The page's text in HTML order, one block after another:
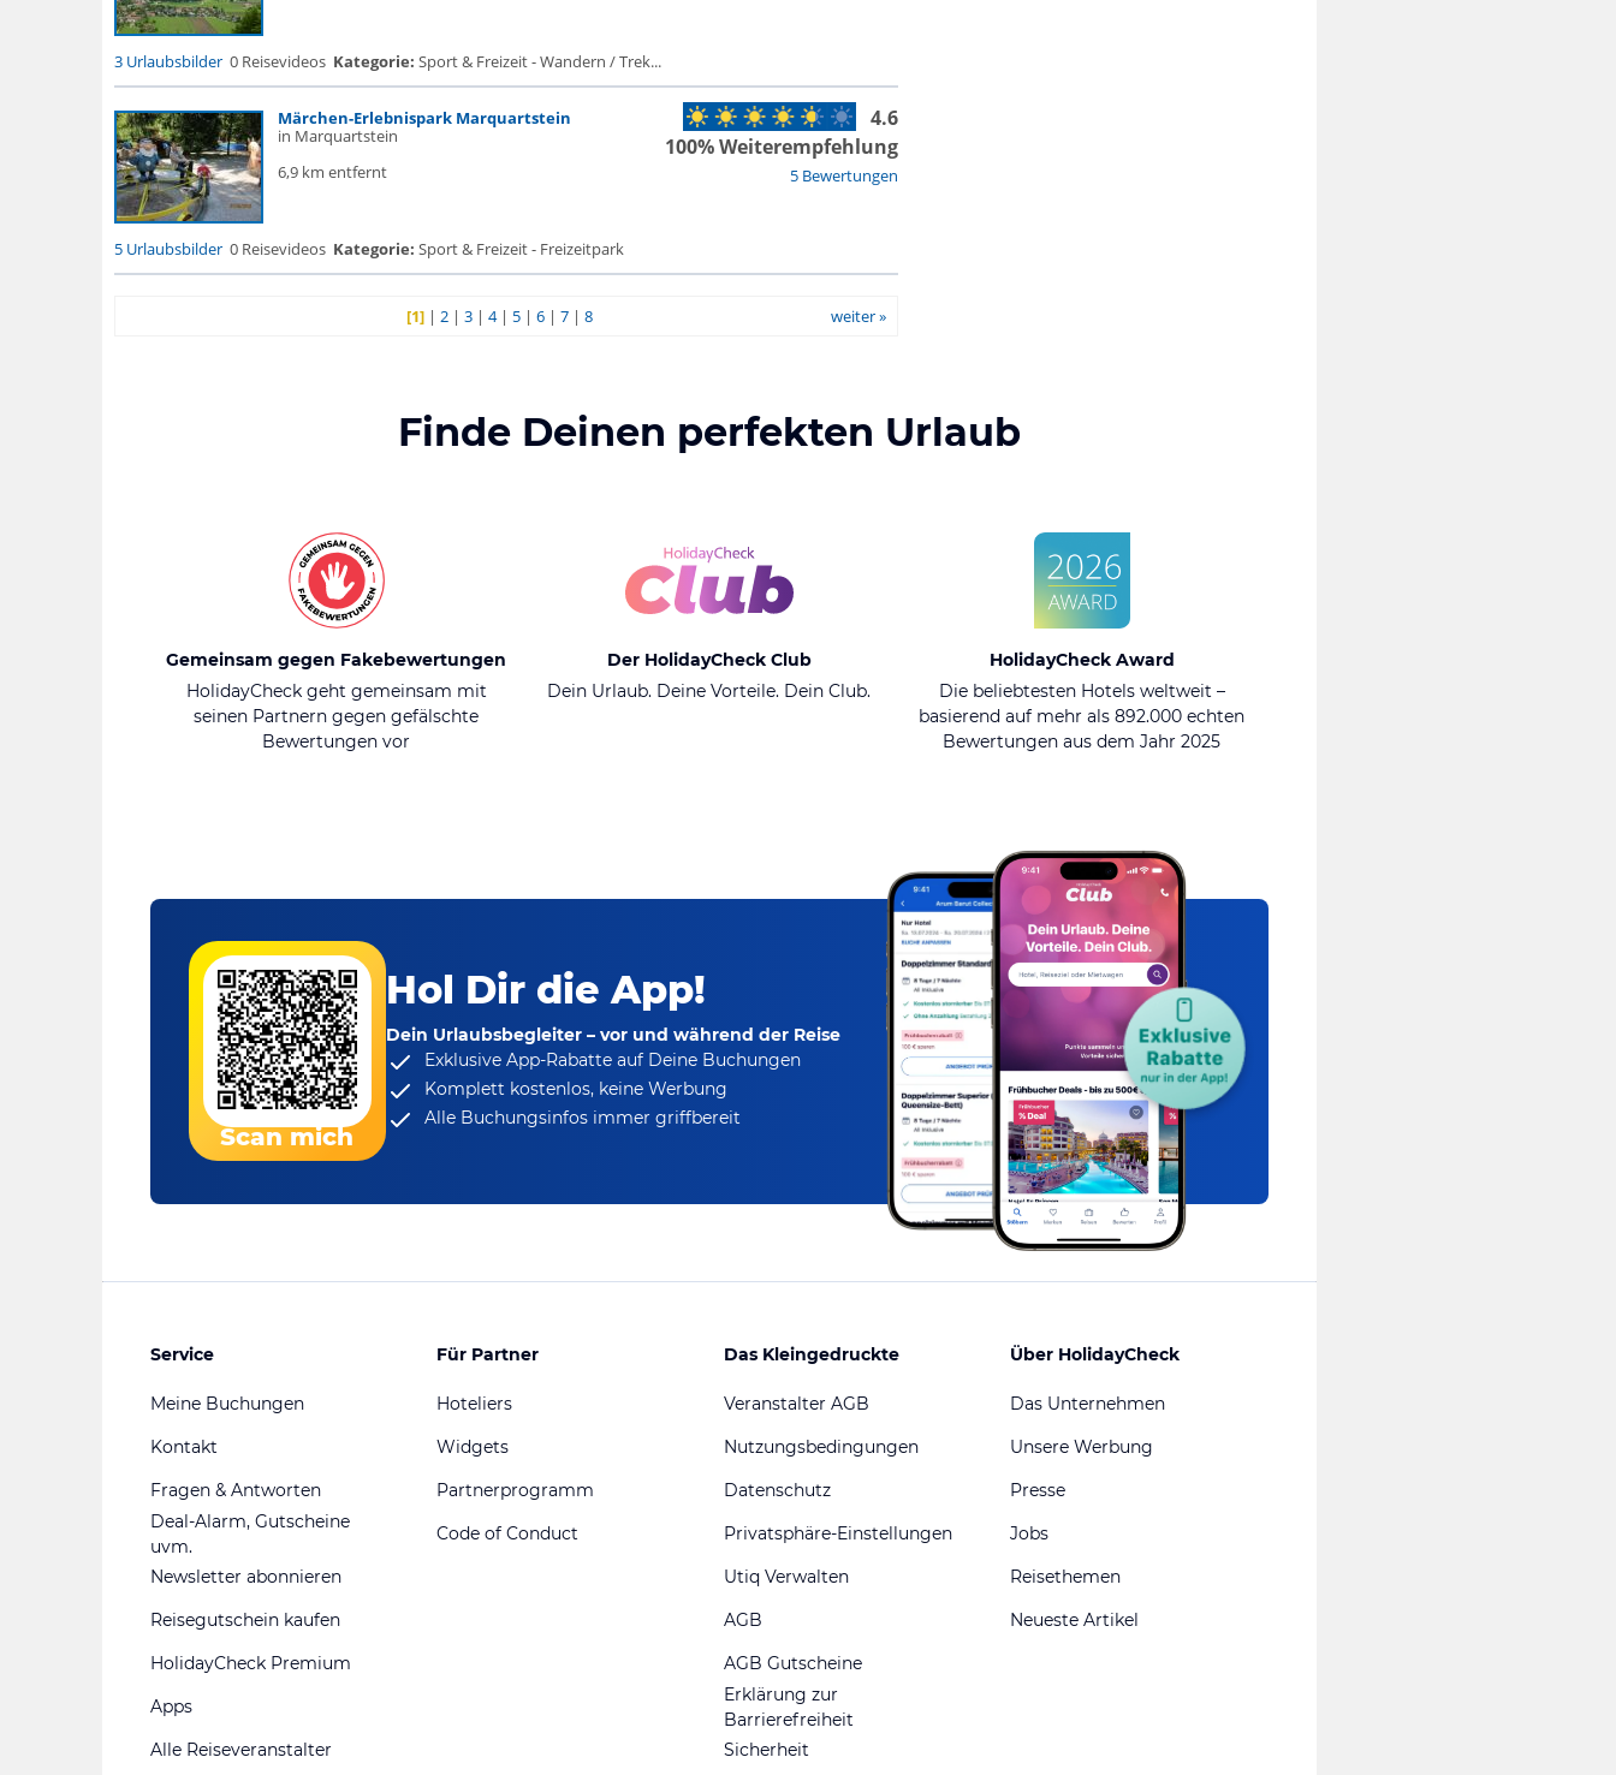
3 Urlaubsbilder 0 Reisevideos Kategorie: Sport & Freizeit - Wandern / Trek...
Märchen-Erlebnispark Marquartstein
in Marquartstein
6,9 km entfernt
5 Bewertungen
4.6
100% Weiterempfehlung
5 Urlaubsbilder 0 Reisevideos Kategorie: Sport & Freizeit - Freizeitpark
[1]| 2| 3| 4| 5| 6| 7| 8 weiter »
Finde Deinen perfekten Urlaub
Gemeinsam gegen Fakebewertungen
HolidayCheck geht gemeinsam mit
seinen Partnern gegen gefälschte
Bewertungen vor
Der HolidayCheck Club
Dein Urlaub. Deine Vorteile. Dein Club.
HolidayCheck Award
Die beliebtesten Hotels weltweit –
basierend auf mehr als 892.000 echten
Bewertungen aus dem Jahr 2025
Scan mich
Hol Dir die App!
Dein Urlaubsbegleiter – vor und während der Reise
Exklusive App-Rabatteauf Deine Buchungen
Komplett kostenlos, keine Werbung
Alle Buchungsinfos immer griffbereit
Service
Meine Buchungen
Kontakt
Fragen & Antworten
Deal-Alarm, Gutscheine
uvm.
Newsletter abonnieren
Reisegutschein kaufen
HolidayCheck Premium
Apps
Alle Reiseveranstalter
Für Partner
Hoteliers
Widgets
Partnerprogramm
Code of Conduct
Das Kleingedruckte
Veranstalter AGB
Nutzungsbedingungen
Datenschutz
Privatsphäre-Einstellungen
Utiq Verwalten
AGB
AGB Gutscheine
Erklärung zur
Barrierefreiheit
Sicherheit
Über HolidayCheck
Das Unternehmen
Unsere Werbung
Presse
Jobs
Reisethemen
Neueste Artikel